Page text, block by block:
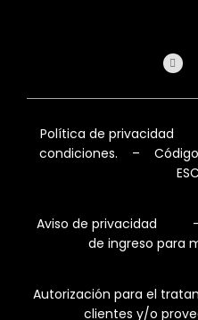
Política de privacidad
condiciones. –
Aviso de privacidad
de ingreso para
Autorización para el
clientes y/o